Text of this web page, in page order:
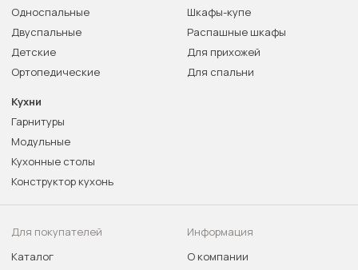
Односпальные
Двуспальные
Детские
Ортопедические
Шкафы-купе
Распашные шкафы
Для прихожей
Для спальни
Кухни
Гарнитуры
Модульные
Кухонные столы
Конструктор кухонь
Для покупателей
Каталог
Информация
О компании